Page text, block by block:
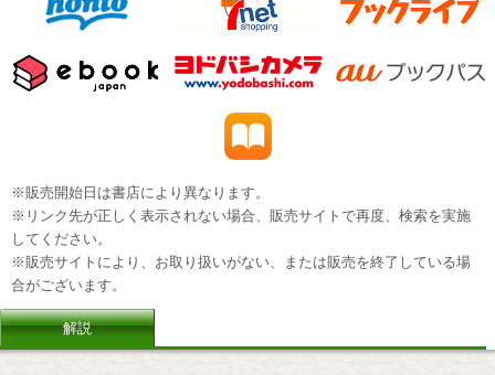
※販売開始日は書店により異なります。
※リンク先が正しく表示されない場合、販売サイトで再度、検索を実施
してください。
※販売サイトにより、お取り扱いがない、または販売を終了している場
合がございます。
解説